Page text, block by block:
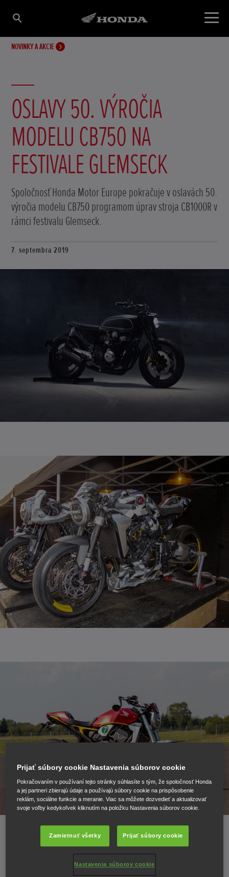
NOVINKY A AKCIE
OSLAVY 50. VÝROČIA
MODELU CB750 NA
FESTIVALE GLEMSECK
Spoločnosť Honda Motor Europe pokračuje v oslavách 50.
výročia modelu CB750 programom úprav stroja CB1000R v
rámci festivalu Glemseck.
7. septembra 2019
Prijať súbory cookie Nastavenia súborov cookie
Pokračovaním v používaní tejto stránky súhlasíte s tým, že spoločnosť Honda
a jej partneri zbierajú údaje a používajú súbory cookie na prispôsobenie
reklám, sociálne funkcie a meranie. Viac sa môžete dozvedieť a aktualizovať
svoje voľby kedykoľvek kliknutím na položku Nastavenia súborov cookie.
Zamietnuť všetky Prijať súbory cookie
Nastavenia súborov cookie